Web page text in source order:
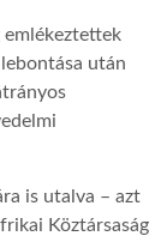
emlékeztettek
után
is utalva – azt
Köztársaság